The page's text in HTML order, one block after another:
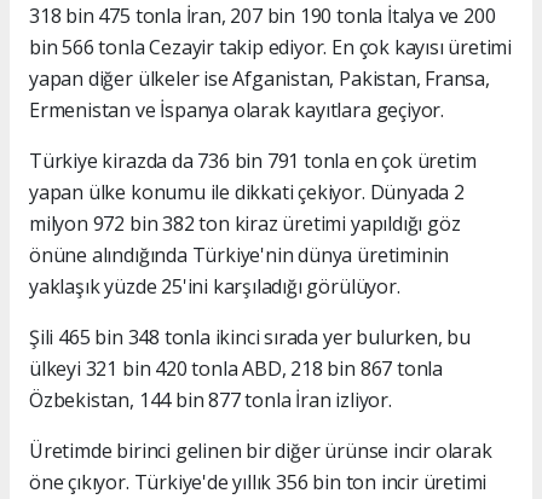
318 bin 475 tonla İran, 207 bin 190 tonla İtalya ve 200
bin 566 tonla Cezayir takip ediyor. En çok kayısı üretimi
yapan diğer ülkeler ise Afganistan, Pakistan, Fransa,
Ermenistan ve İspanya olarak kayıtlara geçiyor.
Türkiye kirazda da 736 bin 791 tonla en çok üretim
yapan ülke konumu ile dikkati çekiyor. Dünyada 2
milyon 972 bin 382 ton kiraz üretimi yapıldığı göz
önüne alındığında Türkiye'nin dünya üretiminin
yaklaşık yüzde 25'ini karşıladığı görülüyor.
Şili 465 bin 348 tonla ikinci sırada yer bulurken, bu
ülkeyi 321 bin 420 tonla ABD, 218 bin 867 tonla
Özbekistan, 144 bin 877 tonla İran izliyor.
Üretimde birinci gelinen bir diğer ürünse incir olarak
öne çıkıyor. Türkiye'de yıllık 356 bin ton incir üretimi